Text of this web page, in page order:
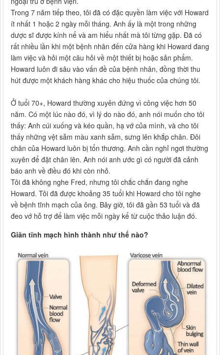
Trong 7 năm tiếp theo, tôi đã có đặc quyền làm việc với Howard
ít nhất 1 hoặc 2 ngày mỗi tháng. Anh ấy là một trong những
dược sĩ được kính nể và am hiểu nhất mà tôi từng gặp. Đã có
rất nhiều lần khi một bệnh nhân đến cửa hàng khi Howard đang
làm việc và hỏi một câu hỏi về một thiết bị hoặc sản phẩm.
Howard luôn đi sâu vào vấn đề của bệnh nhân, đồng thời thu
hút được một khách hàng khác cho hiệu thuốc của chúng tôi.
Ở tuổi 70+, Howard thường xuyên đứng vì công việc hơn 50
năm. Có một lúc nào đó, vì lý do nào đó, anh nói muốn cho tôi
thấy: Anh cúi xuống và kéo quần, hạ vớ của mình, và cho tôi
thấy những vệt sẫm màu xanh sẫm, sưng lên khắp chân. Đôi
chân của Howard luôn bị tổn thương. Anh cần nghỉ ngơi thường
xuyên để đặt chân lên. Anh nói anh ước gì có người đã cảnh
báo anh về điều đó khi còn nhỏ.
Tôi đã không nghe Fred, nhưng tôi chắc chắn đang nghe
Howard. Tôi đã được khoảng 35 tuổi khi Howard cho tôi nghe
về bệnh tĩnh mạch của ông. Bây giờ, tôi đã gần 53 tuổi và đã
đeo vớ hỗ trợ để làm việc mỗi ngày kể từ cuộc thảo luận đó.
Giãn tĩnh mạch hình thành như thế nào?